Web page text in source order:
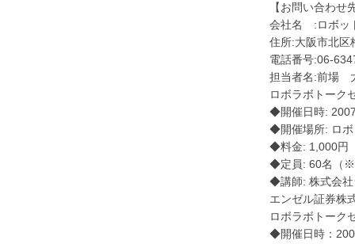
【お問い合わせ
会社名 :ロボ
住所:大阪市北
電話番号:06-
担当者名:前場
ロボラボトーク
◆開催日時:
◆開催場所: ロボ
◆料金: 1,000
◆定員: 60名（※
◆講師: 株式会
エンゼル証券
ロボラボトーク
◆開催日時：